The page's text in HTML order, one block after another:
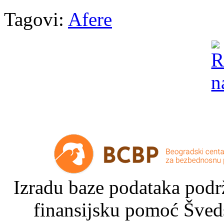
Tagovi: Afere
Izradu baze podataka
finansijsku pomoć